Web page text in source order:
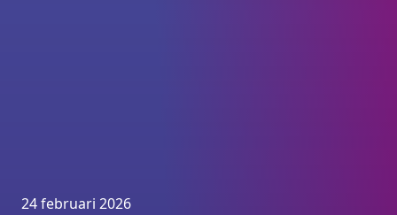
24 februari 2026